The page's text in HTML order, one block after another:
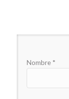
Nombre *